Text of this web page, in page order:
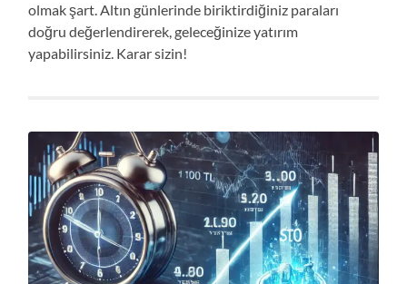
olmak şart. Altın günlerinde biriktirdiğiniz paraları
doğru değerlendirerek, geleceğinize yatırım
yapabilirsiniz. Karar sizin!